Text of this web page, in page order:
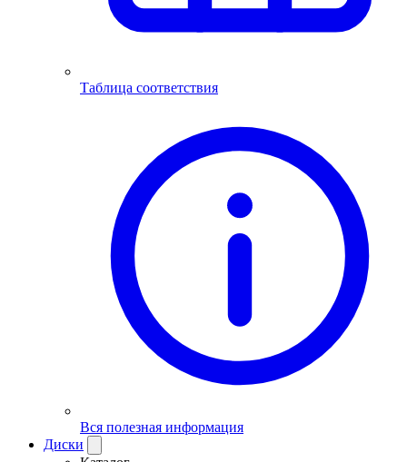
Таблица соответствия
Вся полезная информация
Диски